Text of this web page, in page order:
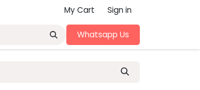
My Cart Sign in
Whatsapp Us